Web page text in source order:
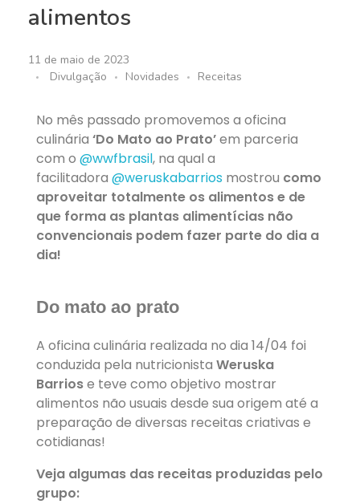
alimentos
11 de maio de 2023
Divulgação
Novidades Receitas
No mês passado promovemos a oficina
culinária ‘Do Mato ao Prato’em parceria
com o @wwfbrasil, na qual a
facilitadora @weruskabarrios mostrou como
aproveitar totalmente os alimentos e de
que forma as plantas alimentícias não
convencionais podem fazer parte do dia a
dia!
Do mato ao prato
A oficina culinária realizada no dia 14/04 foi
conduzida pela nutricionista Weruska
Barriose teve como objetivo mostrar
alimentos não usuais desde sua origem até a
preparação de diversas receitas criativas e
cotidianas!
Veja algumas das receitas produzidas pelo
grupo: